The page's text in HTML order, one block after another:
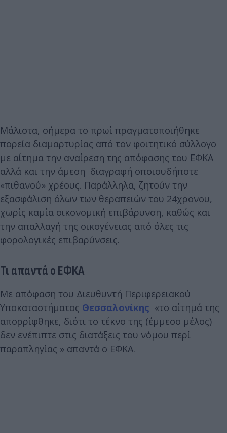
Μάλιστα, σήμερα το πρωί πραγματοποιήθηκε
πορεία διαμαρτυρίας από τον φοιτητικό σύλλογο
με αίτημα την αναίρεση της απόφασης του ΕΦΚΑ
αλλά και την άμεση διαγραφή οποιουδήποτε
«πιθανού» χρέους. Παράλληλα, ζητούν την
εξασφάλιση όλων των θεραπειών του 24χρονου,
χωρίς καμία οικονομική επιβάρυνση, καθώς και
την απαλλαγή της οικογένειας από όλες τις
φορολογικές επιβαρύνσεις.
Τι απαντά ο ΕΦΚΑ
Με απόφαση του Διευθυντή Περιφερειακού
Υποκαταστήματος Θεσσαλονίκης «το αίτημά της
απορρίφθηκε, διότι το τέκνο της (έμμεσο μέλος)
δεν ενέπιπτε στις διατάξεις του νόμου περί
παραπληγίας » απαντά ο ΕΦΚΑ.